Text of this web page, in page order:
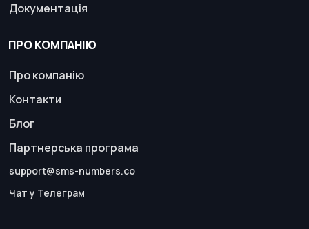
Документація
ПРО КОМПАНІЮ
Про компанію
Контакти
Блог
Партнерська програма
support@sms-numbers.co
Чат у Телеграм